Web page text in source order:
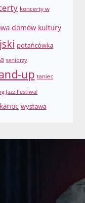
koncerty w
domów kultury
potańcówka
seniorzy
up taniec
Jazz Festiwal
wystawa